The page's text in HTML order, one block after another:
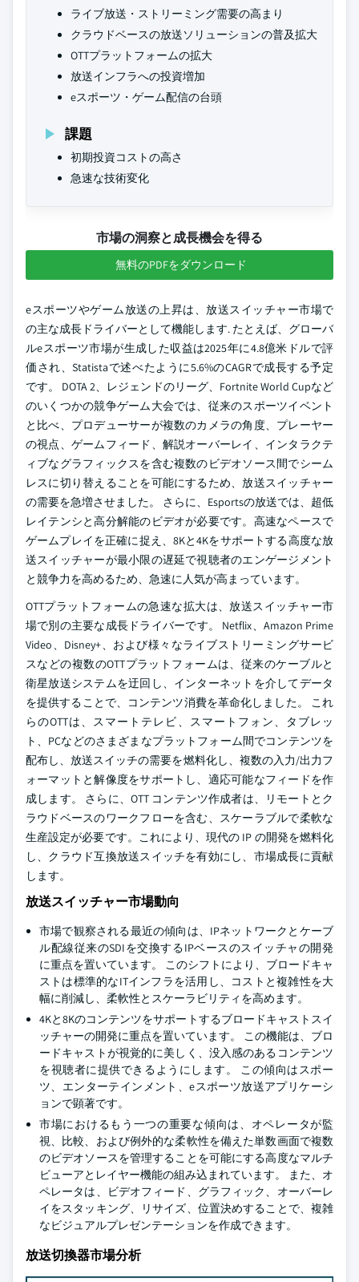
ライブ放送・ストリーミング需要の高まり
クラウドベースの放送ソリューションの普及拡大
OTTプラットフォームの拡大
放送インフラへの投資増加
eスポーツ・ゲーム配信の台頭
課題
初期投資コストの高さ
急速な技術変化
市場の洞察と成長機会を得る
無料のPDFをダウンロード
eスポーツやゲーム放送の上昇は、放送スイッチャー市場で
の主な成長ドライバーとして機能します. たとえば、グローバ
ルeスポーツ市場が生成した収益は2025年に4.8億米ドルで評
価され、Statistaで述べたように5.6%のCAGRで成長する予定
です。 DOTA 2、レジェンドのリーグ、Fortnite World Cupなど
のいくつかの競争ゲーム大会では、従来のスポーツイベント
と比べ、プロデューサーが複数のカメラの角度、プレーヤー
の視点、ゲームフィード、解説オーバーレイ、インタラクテ
ィブなグラフィックスを含む複数のビデオソース間でシーム
レスに切り替えることを可能にするため、放送スイッチャー
の需要を急増させました。 さらに、Esportsの放送では、超低
レイテンシと高分解能のビデオが必要です。高速なペースで
ゲームプレイを正確に捉え、8Kと4Kをサポートする高度な放
送スイッチャーが最小限の遅延で視聴者のエンゲージメント
と競争力を高めるため、急速に人気が高まっています。
OTTプラットフォームの急速な拡大は、放送スイッチャー市
場で別の主要な成長ドライバーです。 Netflix、Amazon Prime
Video、Disney+、および様々なライブストリーミングサービ
スなどの複数のOTTプラットフォームは、従来のケーブルと
衛星放送システムを迂回し、インターネットを介してデータ
を提供することで、コンテンツ消費を革命化しました。 これ
らのOTTは、スマートテレビ、スマートフォン、タブレッ
ト、PCなどのさまざまなプラットフォーム間でコンテンツを
配布し、放送スイッチの需要を燃料化し、複数の入力/出力フ
ォーマットと解像度をサポートし、適応可能なフィードを作
成します。 さらに、OTT コンテンツ作成者は、リモートとク
ラウドベースのワークフローを含む、スケーラブルで柔軟な
生産設定が必要です。これにより、現代の IP の開発を燃料化
し、クラウド互換放送スイッチを有効にし、市場成長に貢献
します。
放送スイッチャー市場動向
市場で観察される最近の傾向は、IPネットワークとケーブ
ル配線従来のSDIを交換するIPベースのスイッチャの開発
に重点を置いています。 このシフトにより、ブロードキャ
ストは標準的なITインフラを活用し、コストと複雑性を大
幅に削減し、柔軟性とスケーラビリティを高めます。
4Kと8Kのコンテンツをサポートするブロードキャストスイ
ッチャーの開発に重点を置いています。 この機能は、ブロ
ードキャストが視覚的に美しく、没入感のあるコンテンツ
を視聴者に提供できるようにします。 この傾向はスポー
ツ、エンターテインメント、eスポーツ放送アプリケーシ
ョンで顕著です。
市場におけるもう一つの重要な傾向は、オペレータが監
視、比較、および例外的な柔軟性を備えた単数画面で複数
のビデオソースを管理することを可能にする高度なマルチ
ビューアとレイヤー機能の組み込まれています。 また、オ
ペレータは、ビデオフィード、グラフィック、オーバーレ
イをスタッキング、リサイズ、位置決めすることで、複雑
なビジュアルプレゼンテーションを作成できます。
放送切換器市場分析